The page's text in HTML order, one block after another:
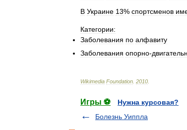
В Украине 13% спортсменов
Категории:
Заболевания по алфавиту
Заболевания опорно-
Wikimedia Foundation 2010
Игры ⚽
Нужна курсовая?
Болезнь Уиппла